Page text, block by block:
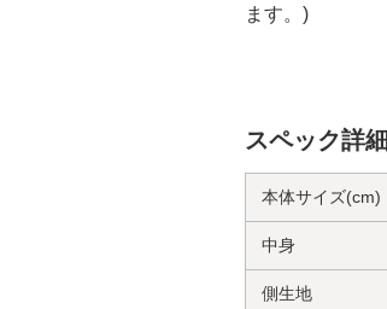
ます。)
スペック詳細
本体サイズ(cm)
中身
側生地